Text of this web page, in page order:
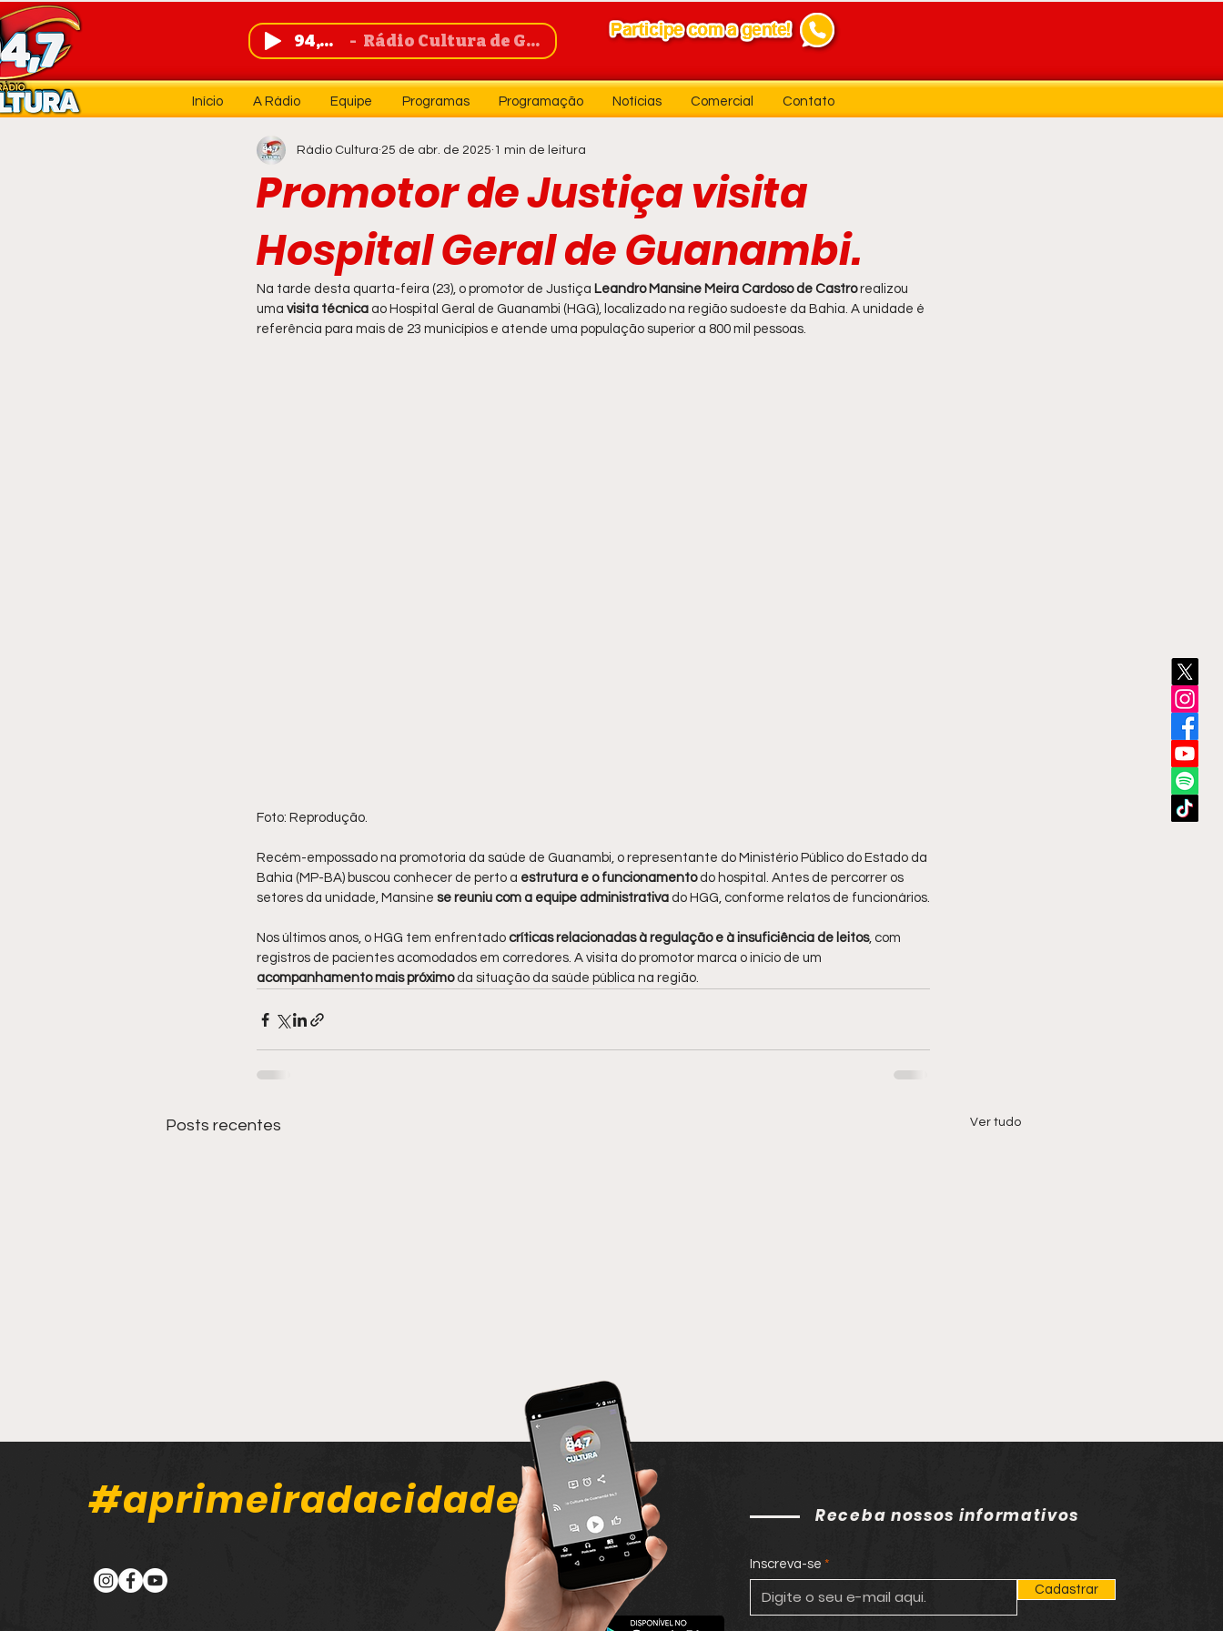
94,7 FM Rádio Cultura de Guanambi
Início A Rádio Equipe Programas Programação Notícias Comercial Contato
Promotor de Justiça visita
Hospital Geral de Guanambi.
Rádio Cultura 25 de abr. de 2025 1 min de leitura
Na tarde desta quarta-feira (23), o promotor de Justiça Leandro Mansine Meira Cardoso de Castro realizou
uma visita técnica ao Hospital Geral de Guanambi (HGG), localizado na região sudoeste da Bahia. A unidade é
referência para mais de 23 municípios e atende uma população superior a 800 mil pessoas.
Foto: Reprodução.
Recém-empossado na promotoria da saúde de Guanambi, o representante do Ministério Público do Estado da
Bahia (MP-BA) buscou conhecer de perto a estrutura e o funcionamento do hospital. Antes de percorrer os
setores da unidade, Mansine se reuniu com a equipe administrativa do HGG, conforme relatos de funcionários.
Nos últimos anos, o HGG tem enfrentado críticas relacionadas à regulação e à insuficiência de leitos, com
registros de pacientes acomodados em corredores. A visita do promotor marca o início de um
acompanhamento mais próximo da situação da saúde pública na região.
Posts recentes Ver tudo
Homem passa por
Foragido da Justiça por
#aprimeiradacidade Receba nossos informativos
Inscreva-se
Cadastrar